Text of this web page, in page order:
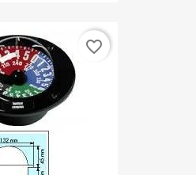
favorite_border